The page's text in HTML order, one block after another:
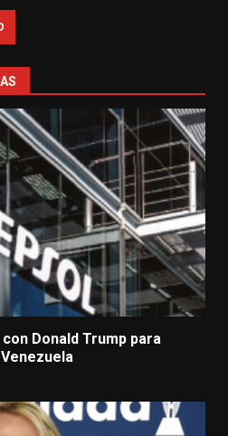
Donald Trump para